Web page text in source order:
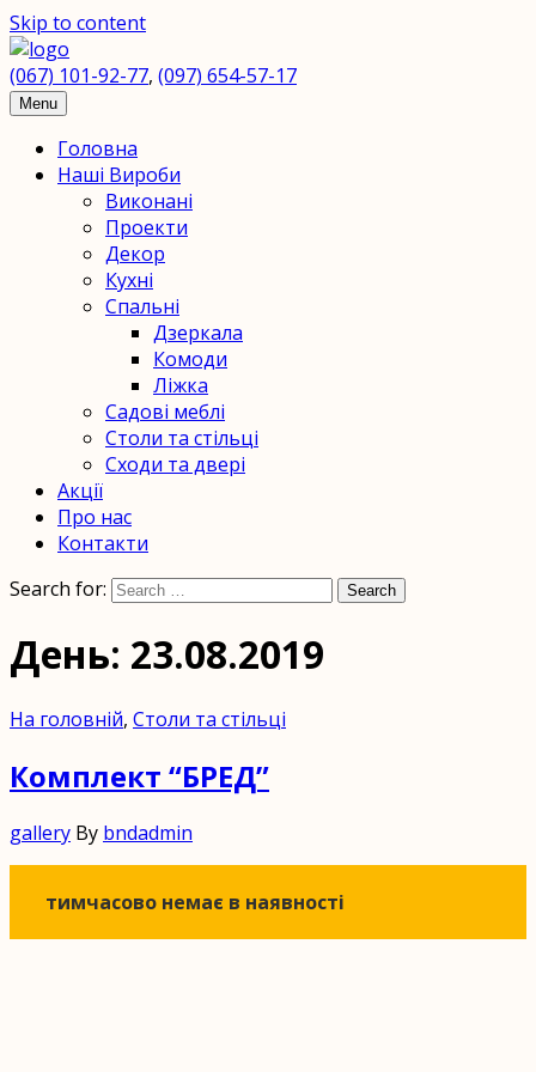
Skip to content
ПП
"H2O"
столярний
натурального
дерева
на
замовлення.
недорого
от
в
Украине.
Мебель
из
дерева
(067) 101-92-77, (097) 654-57-17
Menu
Головна
Наші Вироби
Виконані
Проекти
Декор
Кухні
Спальні
Дзеркала
Комоди
Ліжка
Садові меблі
Столи та стільці
Сходи та двері
Акції
Про нас
Контакти
Search for:
Search
День: 23.08.2019
На головній, Столи та стільці
Комплект “БРЕД”
gallery By bndadmin
тимчасово немає в наявності